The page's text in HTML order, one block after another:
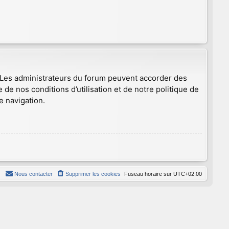
administrateurs du forum peuvent accorder des
nos conditions d’utilisation et de notre politique de
navigation.
Fuseau horaire sur UTC+02:00
Supprimer les cookies
Nous contacter